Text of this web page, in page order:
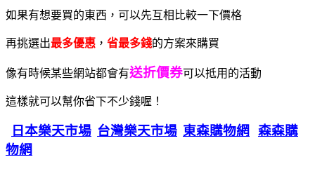
如果有想要買的東西，可以先互相比較一下價格
再挑選出最多優惠 ， 省最多錢的方案來購買
像有時候某些網站都會有送折價券可以抵用的活動
這樣就可以幫你省下不少錢喔！
日本樂天市場 台灣樂天市場 東森購物網
森森購
物網